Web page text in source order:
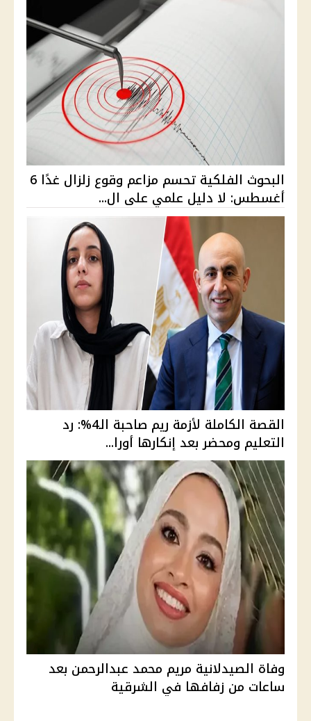
البحوث الفلكية تحسم مزاعم وقوع زلزال غدًا 6
أغسطس: لا دليل علمي على ال...
القصة الكاملة لأزمة ريم صاحبة الـ4%: رد
التعليم ومحضر بعد إنكارها أورا...
وفاة الصيدلانية مريم محمد عبدالرحمن بعد
ساعات من زفافها في الشرقية